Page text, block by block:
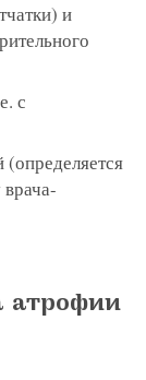
и
с
атрофии